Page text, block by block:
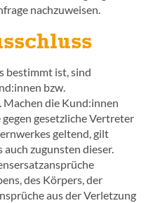
nachzuweisen.
bestimmt ist, sind
bzw.
Machen die Kund:innen
gesetzliche Vertreter
geltend, gilt
zugunsten dieser.
des Körpers, der
aus der Verletzung